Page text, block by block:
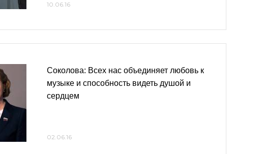
10.06.16
Соколова: Всех нас объединяет любовь к
музыке и способность видеть душой и
сердцем
02.06.16